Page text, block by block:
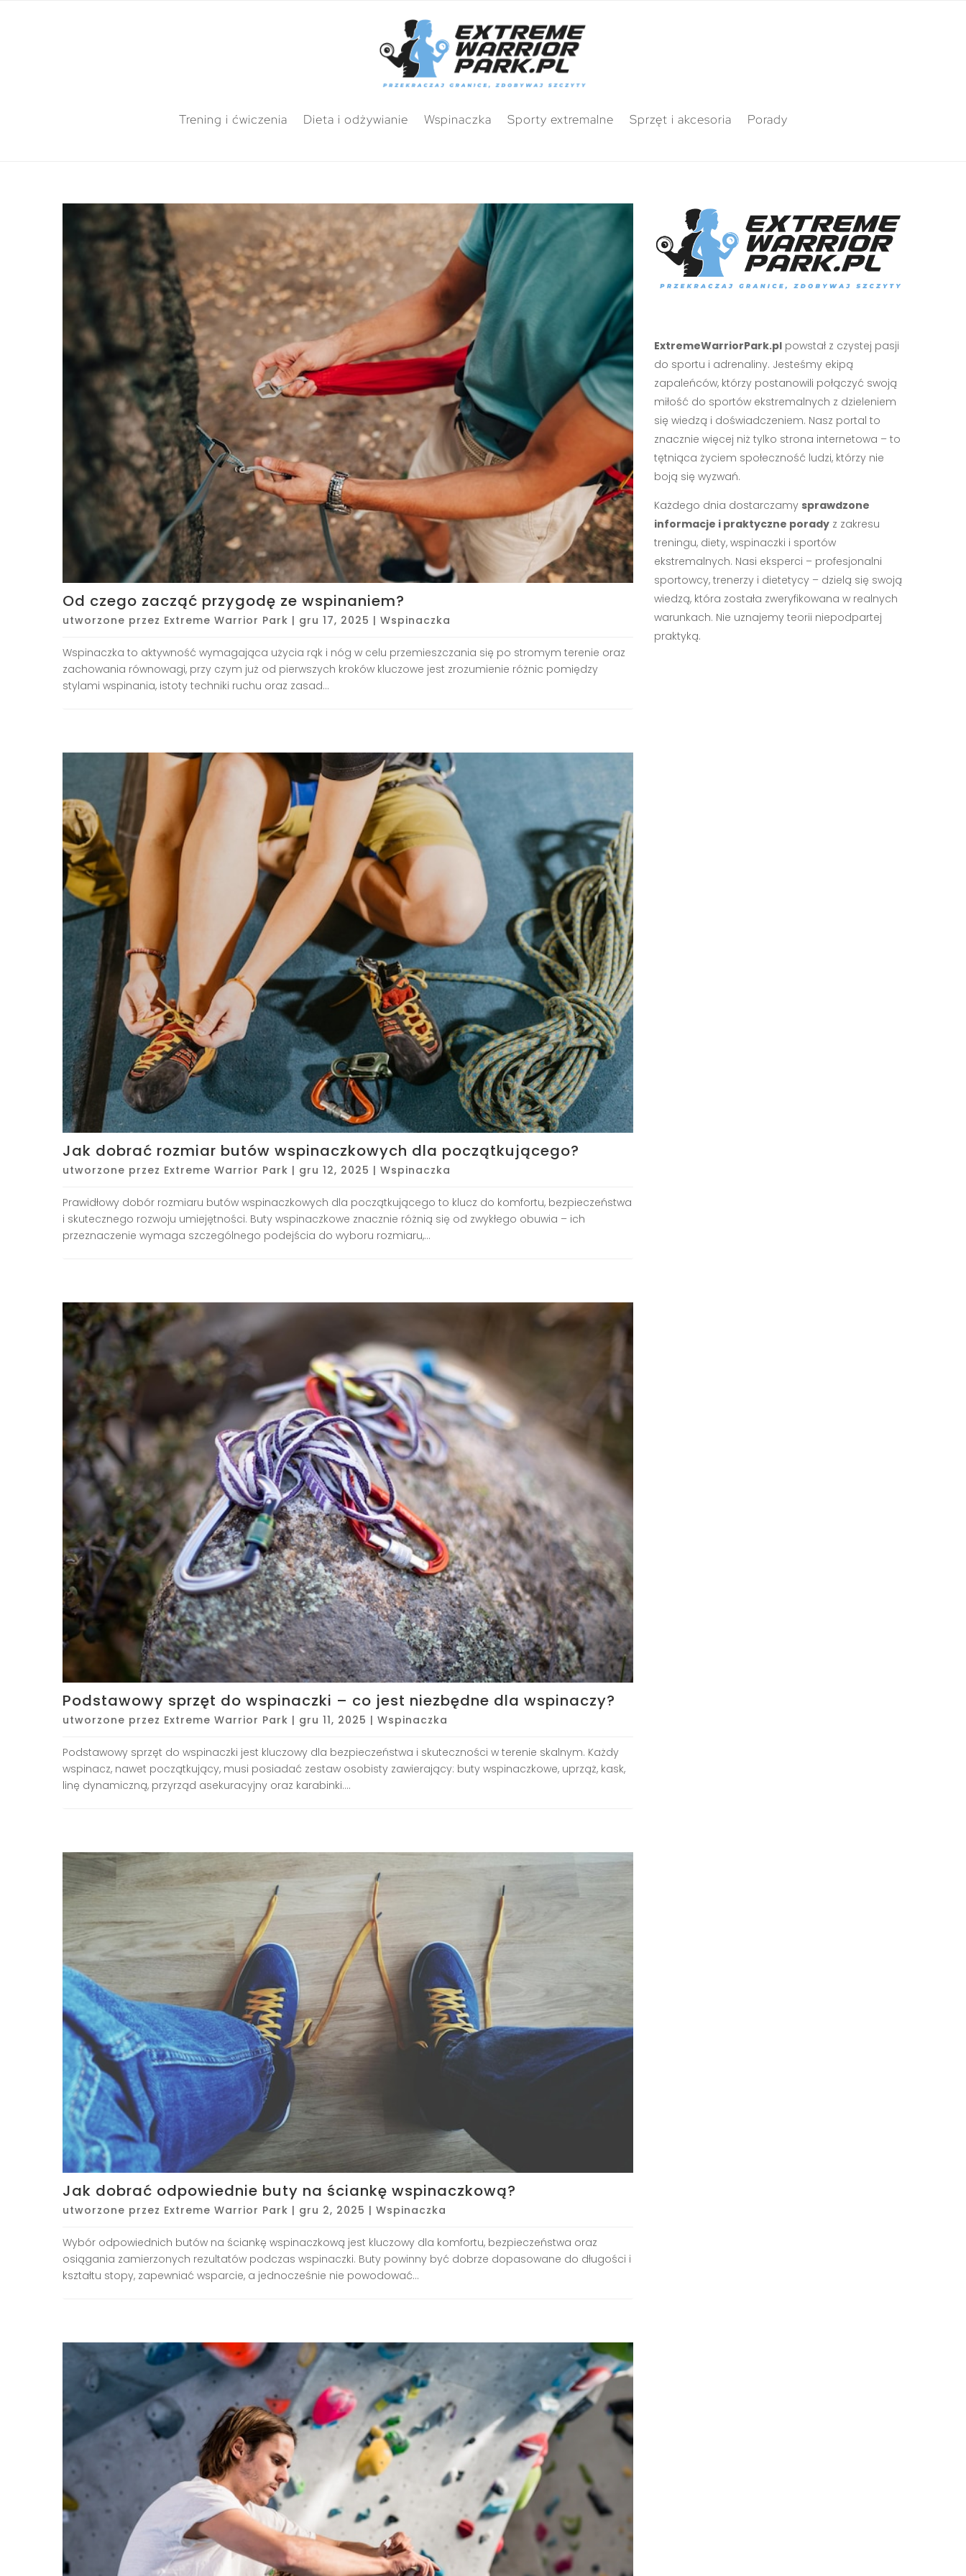
Trening i ćwiczenia Dieta i odżywianie Wspinaczka Sporty extremalne Sprzęt i akcesoria Porady
Od czego zacząć przygodę ze wspinaniem?
utworzone przez Extreme Warrior Park | gru 17, 2025 | Wspinaczka
Wspinaczka to aktywność wymagająca użycia rąk i nóg w celu przemieszczania się po stromym terenie oraz
zachowania równowagi, przy czym już od pierwszych kroków kluczowe jest zrozumienie różnic pomiędzy
stylami wspinania, istoty techniki ruchu oraz zasad...
Jak dobrać rozmiar butów wspinaczkowych dla początkującego?
utworzone przez Extreme Warrior Park | gru 12, 2025 | Wspinaczka
Prawidłowy dobór rozmiaru butów wspinaczkowych dla początkującego to klucz do komfortu, bezpieczeństwa
i skutecznego rozwoju umiejętności. Buty wspinaczkowe znacznie różnią się od zwykłego obuwia – ich
przeznaczenie wymaga szczególnego podejścia do wyboru rozmiaru,...
Podstawowy sprzęt do wspinaczki – co jest niezbędne dla wspinaczy?
utworzone przez Extreme Warrior Park | gru 11, 2025 | Wspinaczka
Podstawowy sprzęt do wspinaczki jest kluczowy dla bezpieczeństwa i skuteczności w terenie skalnym. Każdy
wspinacz, nawet początkujący, musi posiadać zestaw osobisty zawierający: buty wspinaczkowe, uprząż, kask,
linę dynamiczną, przyrząd asekuracyjny oraz karabinki....
Jak dobrać odpowiednie buty na ściankę wspinaczkową?
utworzone przez Extreme Warrior Park | gru 2, 2025 | Wspinaczka
Wybór odpowiednich butów na ściankę wspinaczkową jest kluczowy dla komfortu, bezpieczeństwa oraz
osiągania zamierzonych rezultatów podczas wspinaczki. Buty powinny być dobrze dopasowane do długości i
kształtu stopy, zapewniać wsparcie, a jednocześnie nie powodować...
ExtremeWarriorPark.plpowstał z czystej pasji
do sportu i adrenaliny. Jesteśmy ekipą
zapaleńców, którzy postanowili połączyć swoją
miłość do sportów ekstremalnych z dzieleniem
się wiedzą i doświadczeniem. Nasz portal to
znacznie więcej niż tylko strona internetowa – to
tętniąca życiem społeczność ludzi, którzy nie
boją się wyzwań.
Każdego dnia dostarczamy sprawdzone
informacje i praktyczne poradyz zakresu
treningu, diety, wspinaczki i sportów
ekstremalnych. Nasi eksperci – profesjonalni
sportowcy, trenerzy i dietetycy – dzielą się swoją
wiedzą, która została zweryfikowana w realnych
warunkach. Nie uznajemy teorii niepodpartej
praktyką.